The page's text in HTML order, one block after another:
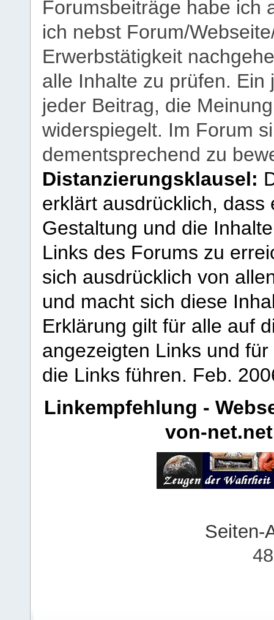
Forumsbeiträge habe ich
ich nebst Forum/
Erwerbstätigkeit
alle Inhalte zu prüfen.
jeder Beitrag, die
widerspiegelt. Im Forum
dementsprechend zu
Distanzierungsklausel:
erklärt ausdrücklich,
Gestaltung und die
Links des Forums zu
sich ausdrücklich von
und macht sich diese
Erklärung gilt für alle auf
angezeigten Links und
die Links führen. Feb.
Linkempfehlung -
von-net.net
Seiten-